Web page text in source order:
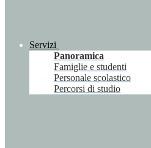
Servizi
Panoramica
Famiglie e studenti
Personale scolastico
Percorsi di studio